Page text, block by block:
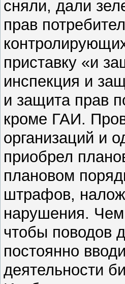
сняли, дали
прав
приставку «и
инспекция и
и защита прав
кроме ГАИ.
организаций и
приобрел
плановом
штрафов,
нарушения.
чтобы поводов
постоянно
деятельности